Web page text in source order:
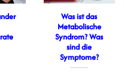
Was ist das
Metabolische
Syndrom? Was
sind die
Symptome?